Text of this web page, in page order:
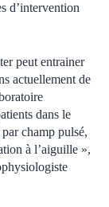
d’intervention
peut entrainer
actuellement de
dans le
champ pulsé,
à l’aiguille »,